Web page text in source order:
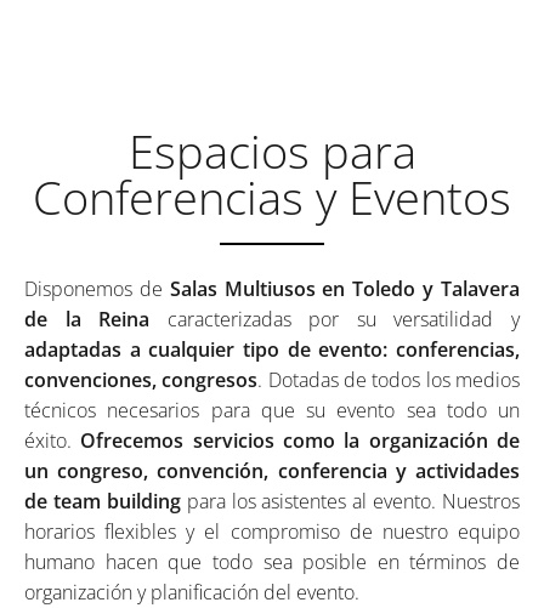
Espacios para
Conferencias y Eventos
Disponemos de Salas Multiusos en Toledo y Talavera
de la Reina caracterizadas por su versatilidad y
adaptadas a cualquier tipo de evento: conferencias,
convenciones, congresos. Dotadas de todos los medios
técnicos necesarios para que su evento sea todo un
éxito. Ofrecemos servicios como la organización de
un congreso, convención, conferencia y actividades
de team buildingpara los asistentes al evento. Nuestros
horarios flexibles y el compromiso de nuestro equipo
humano hacen que todo sea posible en términos de
organización y planificación del evento.